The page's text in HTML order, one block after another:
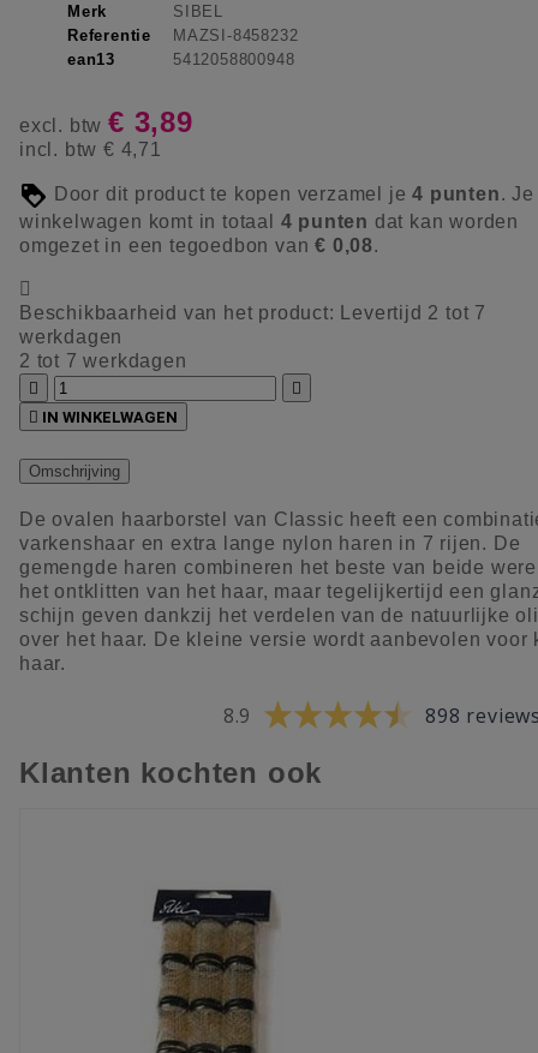
Merk
SIBEL
Referentie
MAZSI-8458232
ean13
5412058800948
excl. btw € 3,89
incl. btw € 4,71
Door dit product te kopen verzamel je4 punten. Je
winkelwagen komt in totaal 4 punten dat kan worden
omgezet in een tegoedbon van€ 0,08.

Beschikbaarheid van het product:
Levertijd 2 tot 7
werkdagen
2 tot 7 werkdagen


 IN WINKELWAGEN
Omschrijving
De ovalen haarborstel van Classic heeft een
varkenshaar en extra lange nylon haren in 7 rijen. De
gemengde haren combineren het beste van beide
het ontklitten van het haar, maar tegelijkertijd een
schijn geven dankzij het verdelen van de natuurlijke
over het haar. De kleine versie wordt aanbevolen voor
haar.
8.9 898
Klanten kochten ook